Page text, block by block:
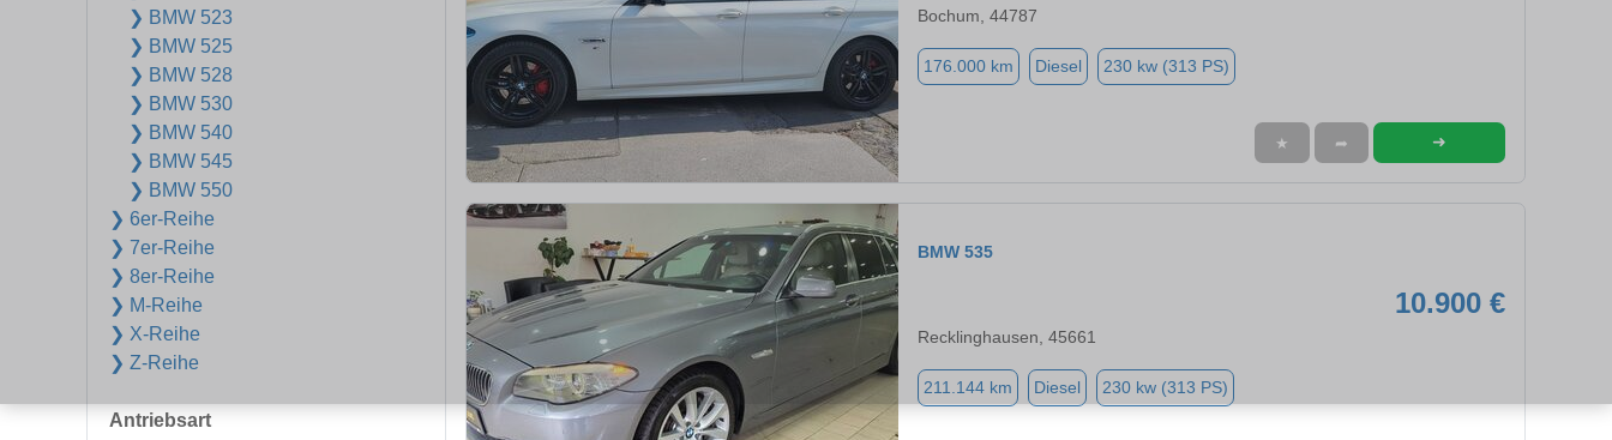
❯ BMW 523
❯ BMW 525
❯ BMW 528
❯ BMW 530
❯ BMW 540
❯ BMW 545
❯ BMW 550
❯ 6er-Reihe
❯ 7er-Reihe
❯ 8er-Reihe
❯ M-Reihe
❯ X-Reihe
❯ Z-Reihe
Antriebsart
Bochum, 44787
176.000 km Diesel 230 kw (313 PS)
★ ➦ ➜
BMW 535
10.900 €
Recklinghausen, 45661
211.144 km Diesel 230 kw (313 PS)